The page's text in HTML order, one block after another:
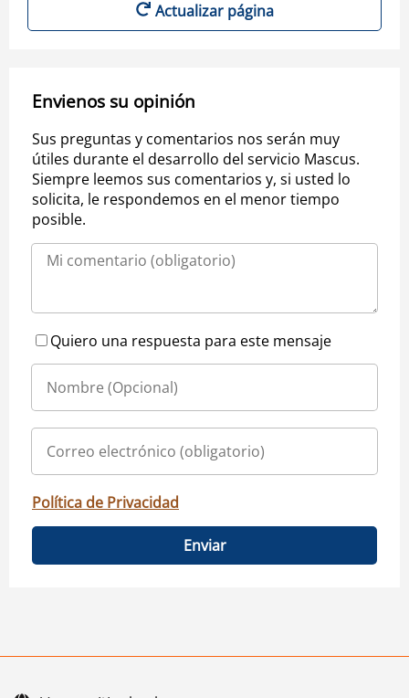
Actualizar página
Envienos su opinión
Sus preguntas y comentarios nos serán muy
útiles durante el desarrollo del servicio Mascus.
Siempre leemos sus comentarios y, si usted lo
solicita, le respondemos en el menor tiempo
posible.
Quiero una respuesta para este mensaje
Política de Privacidad
Enviar